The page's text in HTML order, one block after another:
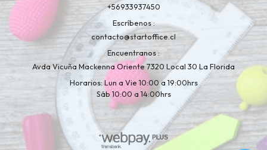
+56933937450
Escríbenos
contacto@startoffice.cl
Encuentranos
Avda Vicuña Mackenna Oriente 7320 Local 30 La Florida
Horarios: Lun a Vie 10:00 a 19:00hrs
Sáb 10:00 a 14:00hrs